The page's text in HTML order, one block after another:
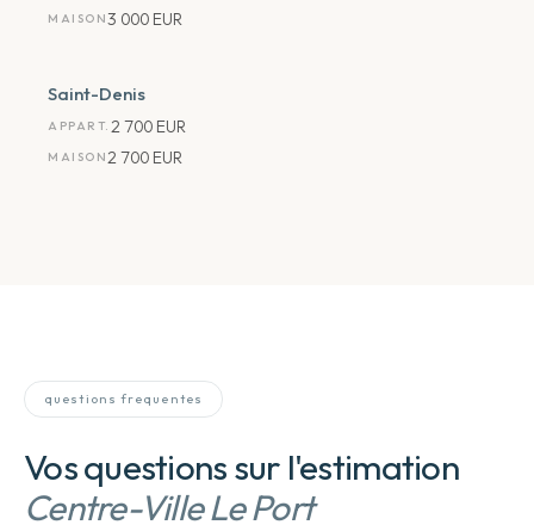
MAISON3 000 EUR
Saint-Denis
APPART. 2 700 EUR
MAISON2 700 EUR
questions frequentes
Vos questions sur l'estimation
Centre-Ville Le Port